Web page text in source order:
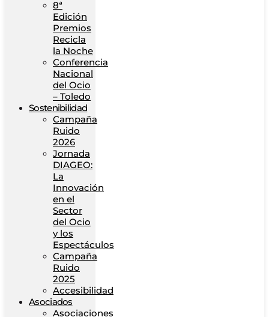
8ª
Edición
Premios
Recicla
la Noche
Conferencia
Nacional
del Ocio
– Toledo
Sostenibilidad
Campaña
Ruido
2026
Jornada
DIAGEO:
La
Innovación
en el
Sector
del Ocio
y los
Espectáculos
Campaña
Ruido
2025
Accesibilidad
Asociados
Asociaciones